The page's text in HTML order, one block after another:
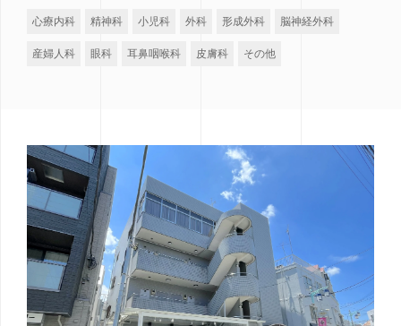
心療内科 精神科 小児科 外科 形成外科 脳神経外科
産婦人科 眼科 耳鼻咽喉科 皮膚科 その他